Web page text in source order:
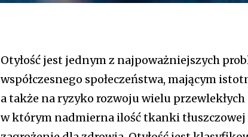
Otyłość jest jednym z najpoważniejszych
współczesnego społeczeństwa, mającym
a także na ryzyko rozwoju wielu przewlekłych
w którym nadmierna ilość tkanki